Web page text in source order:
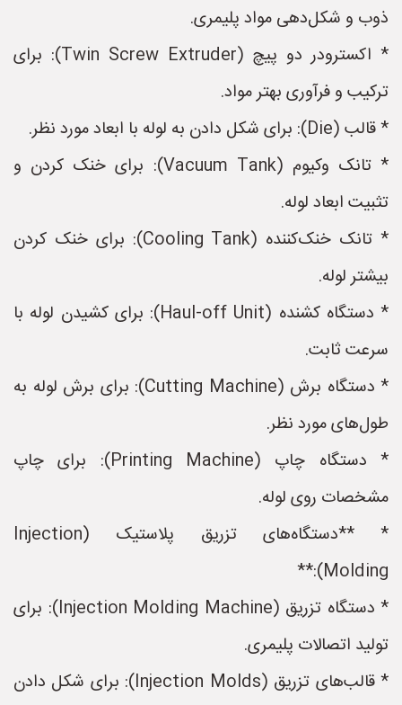
ذوب و شکل‌دهی مواد پلیمری.
* اکسترودر دو پیچ (Twin Screw Extruder): برای
ترکیب و فرآوری بهتر مواد.
* قالب (Die): برای شکل دادن به لوله با ابعاد مورد نظر.
* تانک وکیوم (Vacuum Tank): برای خنک کردن و
تثبیت ابعاد لوله.
* تانک خنک‌کننده (Cooling Tank): برای خنک کردن
بیشتر لوله.
* دستگاه کشنده (Haul-off Unit): برای کشیدن لوله با
سرعت ثابت.
* دستگاه برش (Cutting Machine): برای برش لوله به
طول‌های مورد نظر.
* دستگاه چاپ (Printing Machine): برای چاپ
مشخصات روی لوله.
* **دستگاه‌های تزریق پلاستیک (Injection
Molding):**
* دستگاه تزریق (Injection Molding Machine): برای
تولید اتصالات پلیمری.
* قالب‌های تزریق (Injection Molds): برای شکل دادن